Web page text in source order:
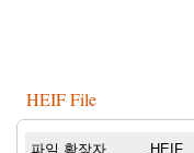
HEIF File
파일 확장자 .HEIF